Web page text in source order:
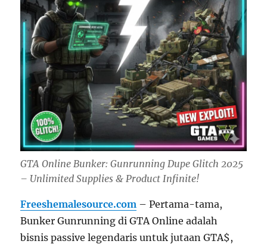
GTA Online Bunker: Gunrunning Dupe Glitch 2025
– Unlimited Supplies & Product Infinite!
Freeshemalesource.com – Pertama-tama,
Bunker Gunrunning di GTA Online adalah
bisnis passive legendaris untuk jutaan GTA$,